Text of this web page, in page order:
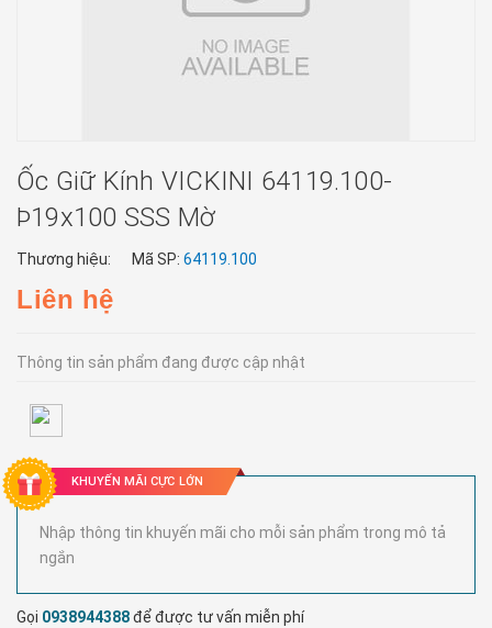
Ốc Giữ Kính VICKINI 64119.100-
Þ19x100 SSS Mờ
Thương hiệu: Mã SP: 64119.100
Liên hệ
Thông tin sản phẩm đang được cập nhật
KHUYẾN MÃI CỰC LỚN
Nhập thông tin khuyến mãi cho mỗi sản phẩm trong mô tả
ngắn
Gọi 0938944388để được tư vấn miễn phí